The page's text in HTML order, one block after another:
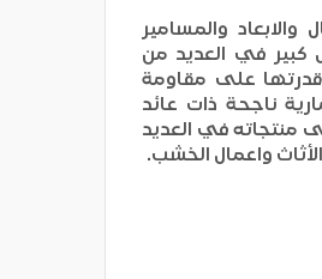
والمسامير
كبير في العديد من
وقدرتها على مقاومة
ناجحة ذات عائد
منتجاته في العديد
واعمال الخشب.